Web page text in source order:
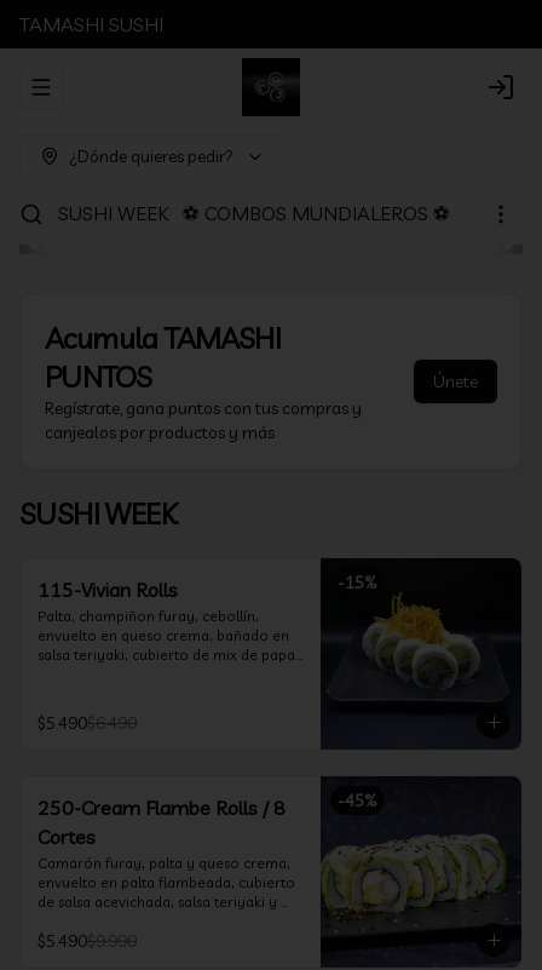
TAMASHI SUSHI
Abrir menu de navegación Login
¿Dónde quieres pedir?
SUSHI WEEK ⚽ COMBOS MUNDIALEROS ⚽
AcumulaTAMASHI
PUNTOS
Regístrate, gana puntos con tus compras y
canjealos por productos y más
Únete
SUSHI WEEK
-15%
115-Vivian Rolls
Palta, champiñon furay, cebollín,
envuelto en queso crema, bañado en
salsa teriyaki, cubierto de mix de papas
$5.490$6.490
-45%
250-Cream Flambe Rolls / 8
Cortes
Camarón furay, palta y queso crema,
envuelto en palta flambeada, cubierto
de salsa acevichada, salsa teriyaki y
$5.490$9.990